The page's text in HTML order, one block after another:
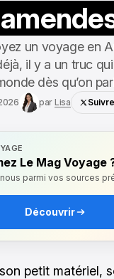
un voyage en
il y a un truc
dès qu’on
par Lisa
Le Mag Voyage
parmi vos sources
Découvrir
petit matériel,